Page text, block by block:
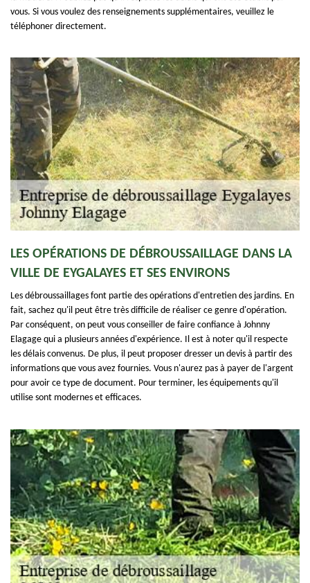
vous. Si vous voulez des renseignements supplémentaires, veuillez le
téléphoner directement.
LES OPÉRATIONS DE DÉBROUSSAILLAGE DANS LA
VILLE DE EYGALAYES ET SES ENVIRONS
Les débroussaillages font partie des opérations d'entretien des jardins. En
fait, sachez qu'il peut être très difficile de réaliser ce genre d'opération.
Par conséquent, on peut vous conseiller de faire confiance à Johnny
Elagage qui a plusieurs années d'expérience. Il est à noter qu'il respecte
les délais convenus. De plus, il peut proposer dresser un devis à partir des
informations que vous avez fournies. Vous n'aurez pas à payer de l'argent
pour avoir ce type de document. Pour terminer, les équipements qu'il
utilise sont modernes et efficaces.